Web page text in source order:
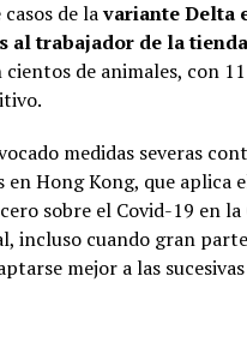
de lavariante Delta
al trabajador de la
cientos de animales, con
medidas severas
en Hong Kong, que aplica
sobre el Covid-19 en la
incluso cuando gran
mejor a las